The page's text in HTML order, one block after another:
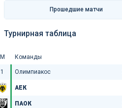
Прошедшие матчи
Турнирная таблица
М Команды
1 Олимпиакос
АЕК
ПАОК